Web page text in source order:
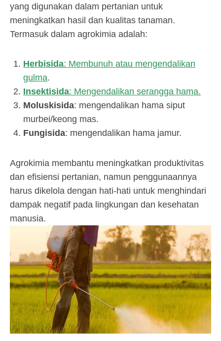
Juli
16,
by
admin
yang digunakan dalam pertanian untuk
meningkatkan hasil dan kualitas tanaman.
Termasuk dalam agrokimia adalah:
Herbisida: Membunuh atau mengendalikan
gulma.
Insektisida: Mengendalikan serangga hama.
Moluskisida: mengendalikan hama siput
murbei/keong mas.
Fungisida: mengendalikan hama jamur.
Agrokimia membantu meningkatkan produktivitas
dan efisiensi pertanian, namun penggunaannya
harus dikelola dengan hati-hati untuk menghindari
dampak negatif pada lingkungan dan kesehatan
manusia.